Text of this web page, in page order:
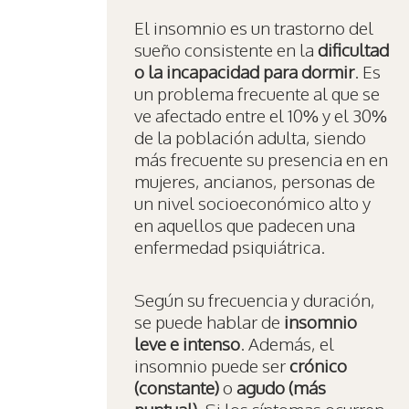
El insomnio es un trastorno del
sueño consistente en la dificultad
o la incapacidad para dormir. Es
un problema frecuente al que se
ve afectado entre el 10% y el 30%
de la población adulta, siendo
más frecuente su presencia en en
mujeres, ancianos, personas de
un nivel socioeconómico alto y
en aquellos que padecen una
enfermedad psiquiátrica.
Según su frecuencia y duración,
se puede hablar de insomnio
leve e intenso. Además, el
insomnio puede sercrónico
(constante)o agudo (más